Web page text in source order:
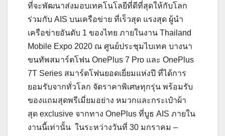
ที่จะพัฒนาส่งมอบเทคโนโลยีที่ดีที่สุดให้กับโลก
ร่วมกับ AIS บนเครือข่าย ที่เร็วสุด แรงสุด ผู้นำ
เครือข่ายอันดับ 1 ของไทย ภายในงาน Thailand
Mobile Expo 2020 ณ ศูนย์ประชุมไบเทค บางนา
ขนทัพสมาร์ตโฟน OnePlus 7 Pro และ OnePlus
7T Series สมาร์ตโฟนยอดเยี่ยมแห่งปี ที่ได้การ
ยอมรับจากทั่วโลก จัดราคาพิเศษทุกรุ่น พร้อมรับ
ของแถมสุดพรีเมี่ยมอย่าง หมวกและกระเป๋าผ้า
สุด exclusive จากทาง OnePlus ที่บูธ AIS ภายใน
งานนี้เท่านั้น ในระหว่างวันที่ 30 มกราคม –